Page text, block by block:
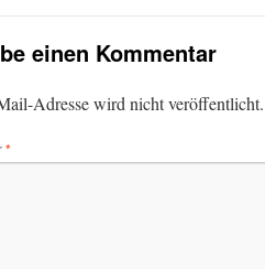
einen Kommentar
Adresse wird nicht veröffentlicht.
*